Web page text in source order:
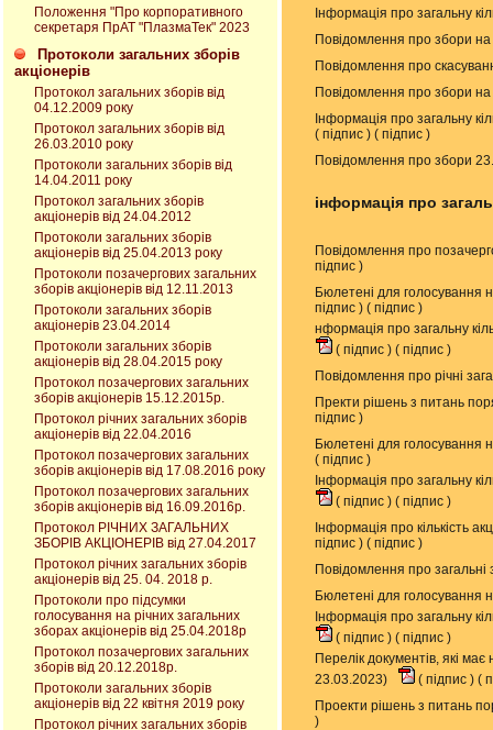
Положення "Про корпоративного
секретаря ПрАТ "ПлазмаТек" 2023
Протоколи загальних зборів
акціонерів
Протокол загальних зборів від
04.12.2009 року
Протокол загальних зборів від
26.03.2010 року
Протоколи загальних зборів від
14.04.2011 року
Протокол загальних зборів
акціонерів від 24.04.2012
Протоколи загальних зборів
акціонерів від 25.04.2013 року
Протоколи позачергових загальних
зборів акціонерів від 12.11.2013
Протоколи загальних зборів
акціонерів 23.04.2014
Протоколи загальних зборів
акціонерів від 28.04.2015 року
Протокол позачергових загальних
зборів акціонерів 15.12.2015р.
Протокол річних загальних зборів
акціонерів від 22.04.2016
Протокол позачергових загальних
зборів акціонерів від 17.08.2016 року
Протокол позачергових загальних
зборів акціонерів від 16.09.2016р.
Протокол РІЧНИХ ЗАГАЛЬНИХ
ЗБОРІВ АКЦІОНЕРІВ від 27.04.2017
Протокол річних загальних зборів
акціонерів від 25. 04. 2018 р.
Протоколи про підсумки
голосування на річних загальних
зборах акціонерів від 25.04.2018р
Протокол позачергових загальних
зборів від 20.12.2018р.
Протоколи загальних зборів
акціонерів від 22 квітня 2019 року
Протокол річних загальних зборів
Інформація про загальну
Повідомлення про збори
Повідомлення про
Повідомлення про збори
Інформація про загальну
( підпис ) ( підпис )
Повідомлення про збори
інформація про
Повідомлення про
підпис )
Бюлетені для голосування
підпис ) ( підпис )
нформація про загальну
( підпис ) ( підпис )
Повідомлення про річні
Пректи рішень з питань
підпис )
Бюлетені для голосування
( підпис )
Інформація про загальну
( підпис ) ( підпис )
Інформація про кількість
підпис ) ( підпис )
Повідомлення про
Бюлетені для
Інформація про загальну
( підпис ) ( підпис )
Перелік документів, які
23.03.2023)
( підпис ) (
Проекти рішень з питань
)